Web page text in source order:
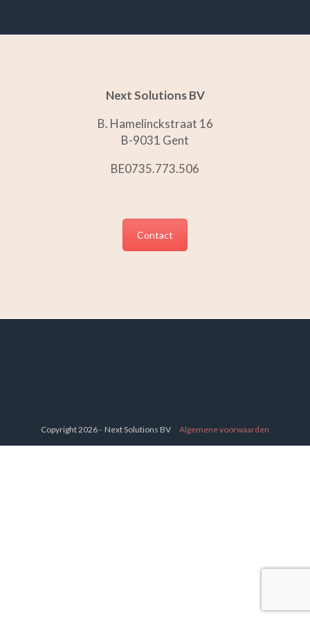
Next Solutions BV
B. Hamelinckstraat 16
B-9031 Gent
BE0735.773.506
Contact
Copyright 2026 - Next Solutions BV Algemene voorwaarden